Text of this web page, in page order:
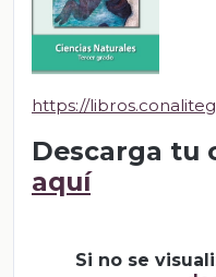
https://
Descarga tu
aquí
Si no se